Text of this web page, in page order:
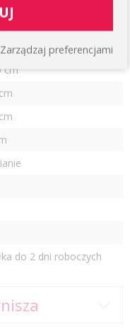
+ Aluminium
cm
cm
do 2 dni roboczych
Zarządzaj preferencjami